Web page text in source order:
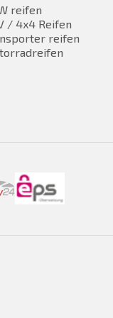
reifen
/ 4x4 Reifen
reifen